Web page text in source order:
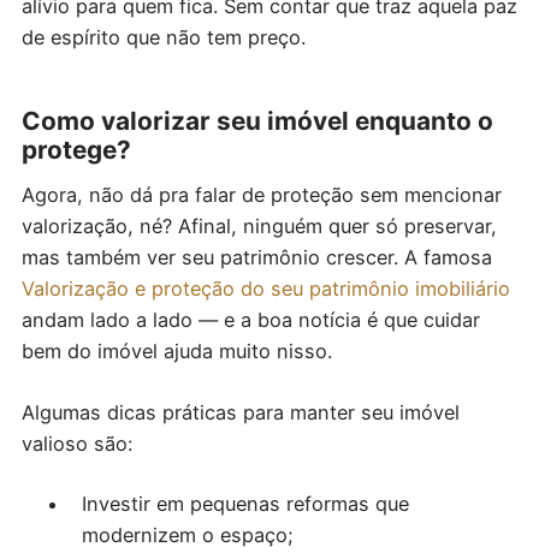
alívio para quem fica. Sem contar que traz aquela paz
de espírito que não tem preço.
Como valorizar seu imóvel enquanto o
protege?
Agora, não dá pra falar de proteção sem mencionar
valorização, né? Afinal, ninguém quer só preservar,
mas também ver seu patrimônio crescer. A famosa
Valorização e proteção do seu patrimônio imobiliário
andam lado a lado — e a boa notícia é que cuidar
bem do imóvel ajuda muito nisso.
Algumas dicas práticas para manter seu imóvel
valioso são:
Investir em pequenas reformas que
modernizem o espaço;